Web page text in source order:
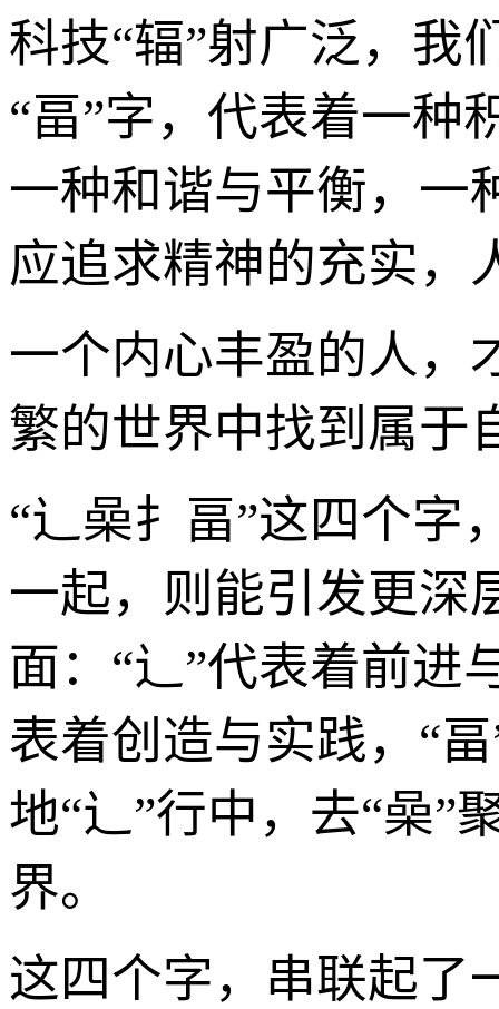
科技“辐”射广泛，我
“畐”字，代表着一种
一种和谐与平衡，一
应追求精神的充实，
一个内心丰盈的人，
繁的世界中找到属于
“辶喿扌畐”这四个字
一起，则能引发更深
面：“辶”代表着前进
表着创造与实践，“
地“辶”行中，去“喿”
界。
这四个字，串联起了